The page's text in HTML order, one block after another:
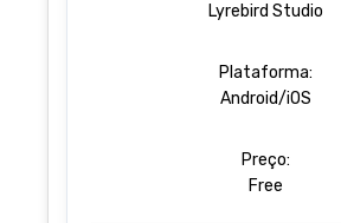
Lyrebird Studio
Plataforma:
Android/iOS
Preço:
Free